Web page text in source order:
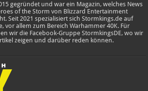
gegründet und war ein Magazin, welches News
of the Storm von Blizzard Entertainment
Seit 2021 spezialisiert sich Stormkings.de auf
vor allem zum Bereich Warhammer 40K. Für
wir die Facebook-Gruppe StormkingsDE, wo wir
zeigen und darüber reden können.